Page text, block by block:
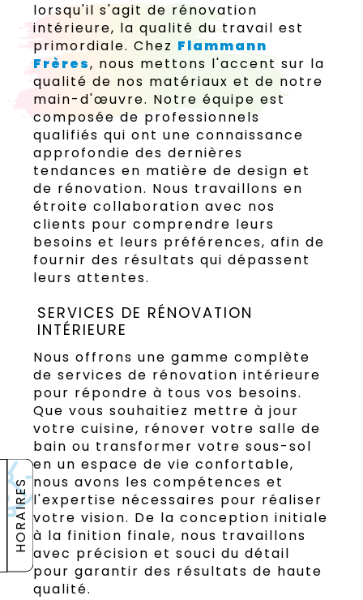
HORAIRES
lorsqu'il s'agit de rénovation
intérieure, la qualité du travail est
primordiale. Chez Flammann
Frères, nous mettons l'accent sur la
qualité de nos matériaux et de notre
main-d'œuvre. Notre équipe est
composée de professionnels
qualifiés qui ont une connaissance
approfondie des dernières
tendances en matière de design et
de rénovation. Nous travaillons en
étroite collaboration avec nos
clients pour comprendre leurs
besoins et leurs préférences, afin de
fournir des résultats qui dépassent
leurs attentes.
SERVICES DE RÉNOVATION
INTÉRIEURE
Nous offrons une gamme complète
de services de rénovation intérieure
pour répondre à tous vos besoins.
Que vous souhaitiez mettre à jour
votre cuisine, rénover votre salle de
bain ou transformer votre sous-sol
en un espace de vie confortable,
nous avons les compétences et
l'expertise nécessaires pour réaliser
votre vision. De la conception initiale
à la finition finale, nous travaillons
avec précision et souci du détail
pour garantir des résultats de haute
qualité.